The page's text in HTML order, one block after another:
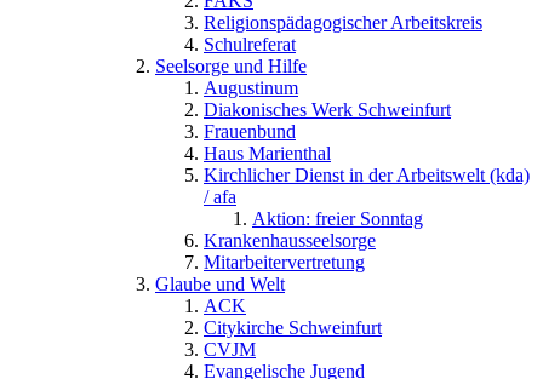
Religionspädagogischer Arbeitskreis
Schulreferat
Seelsorge und Hilfe
Augustinum
Diakonisches Werk Schweinfurt
Frauenbund
Haus Marienthal
Kirchlicher Dienst in der Arbeitswelt (kda)
/ afa
Aktion: freier Sonntag
Krankenhausseelsorge
Mitarbeitervertretung
Glaube und Welt
ACK
Citykirche Schweinfurt
CVJM
Evangelische Jugend